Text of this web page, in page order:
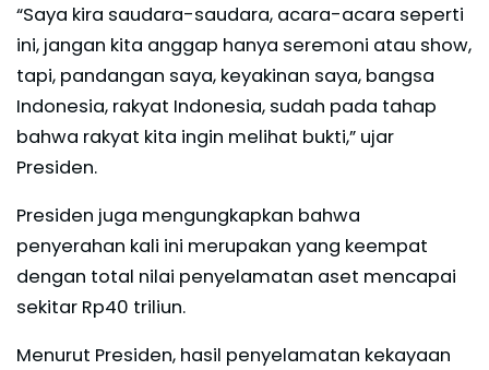
“Saya kira saudara-saudara, acara-acara seperti
ini, jangan kita anggap hanya seremoni atau show,
tapi, pandangan saya, keyakinan saya, bangsa
Indonesia, rakyat Indonesia, sudah pada tahap
bahwa rakyat kita ingin melihat bukti,” ujar
Presiden.
Presiden juga mengungkapkan bahwa
penyerahan kali ini merupakan yang keempat
dengan total nilai penyelamatan aset mencapai
sekitar Rp40 triliun.
Menurut Presiden, hasil penyelamatan kekayaan